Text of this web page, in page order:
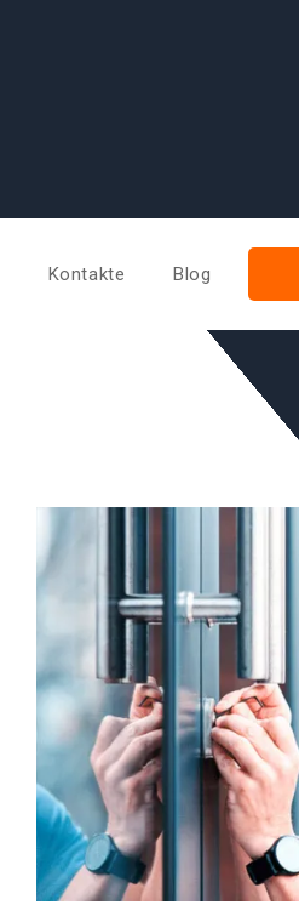
Kontakte Blog